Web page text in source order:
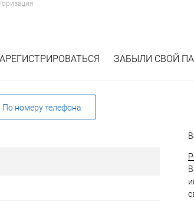
ЗАБЫЛИ СВОЙ
По номеру телефона